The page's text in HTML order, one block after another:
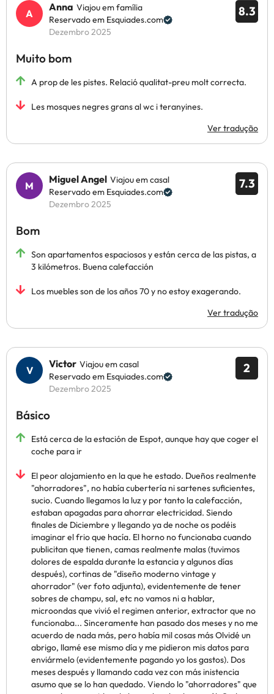
8.3
Anna Viajou em família
Reservado em Esquiades.com
Dezembro 2025
Muito bom
A prop de les pistes. Relació qualitat-preu molt correcta.
Les mosques negres grans al wc i teranyines.
Ver tradução
7.3
Miguel Angel Viajou em casal
Reservado em Esquiades.com
Dezembro 2025
Bom
Son apartamentos espaciosos y están cerca de las pistas, a
3 kilómetros. Buena calefacción
Los muebles son de los años 70 y no estoy exagerando.
Ver tradução
2
Victor Viajou em casal
Reservado em Esquiades.com
Dezembro 2025
Básico
Está cerca de la estación de Espot, aunque hay que coger el
coche para ir
El peor alojamiento en la que he estado. Dueños realmente
"ahorradores", no había cubertería ni sartenes suficientes,
sucio. Cuando llegamos la luz y por tanto la calefacción,
estaban apagadas para ahorrar electricidad. Siendo
finales de Diciembre y llegando ya de noche os podéis
imaginar el frio que hacía. El horno no funcionaba cuando
publicitan que tienen, camas realmente malas (tuvimos
dolores de espalda durante la estancia y algunos días
después), cortinas de "diseño moderno vintage y
ahorrador" (ver foto adjunta), evidentemente de tener
sobres de champu, sal, etc no vamos ni a hablar,
microondas que vivió el regimen anterior, extractor que no
funcionaba... Sinceramente han pasado dos meses y no me
acuerdo de nada más, pero había mil cosas más Olvidé un
abrigo, llamé ese mismo día y me pidieron mis datos para
enviármelo (evidentemente pagando yo los gastos). Dos
meses después y llamando cada vez con más inistencia
asumo que se lo han quedado. Viendo lo "ahorradores" que